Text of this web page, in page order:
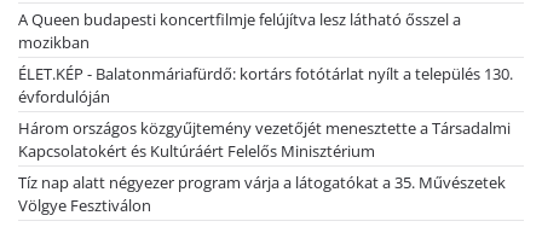
A Queen budapesti koncertfilmje felújítva lesz látható ősszel a
mozikban
ÉLET.KÉP - Balatonmáriafürdő: kortárs fotótárlat nyílt a település 130.
évfordulóján
Három országos közgyűjtemény vezetőjét menesztette a Társadalmi
Kapcsolatokért és Kultúráért Felelős Minisztérium
Tíz nap alatt négyezer program várja a látogatókat a 35. Művészetek
Völgye Fesztiválon